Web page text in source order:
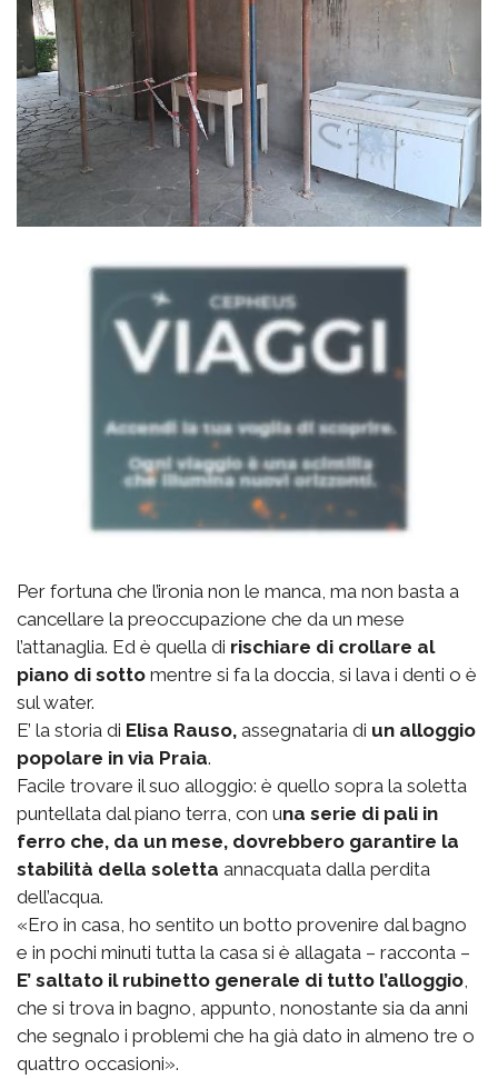
Per fortuna che l’ironia non le manca, ma non basta a
cancellare la preoccupazione che da un mese
l’attanaglia. Ed è quella di rischiare di crollare al
piano di sotto mentre si fa la doccia, si lava i denti o è
sul water.
E’ la storia di Elisa Rauso, assegnataria di un alloggio
popolare in via Praia.
Facile trovare il suo alloggio: è quello sopra la soletta
puntellata dal piano terra, con una serie di pali in
ferro che, da un mese, dovrebbero garantire la
stabilità della soletta annacquata dalla perdita
dell’acqua.
«Ero in casa, ho sentito un botto provenire dal bagno
e in pochi minuti tutta la casa si è allagata – racconta –
E’ saltato il rubinetto generale di tutto l’alloggio,
che si trova in bagno, appunto, nonostante sia da anni
che segnalo i problemi che ha già dato in almeno tre o
quattro occasioni».